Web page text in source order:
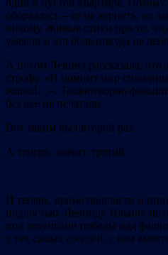
оборвалась – ее не вернуть, не
никому. Живые стихи про то,
умерли и эта боль никуда не
А потом Левина рассказала, что
строфу. «И помнит мир
живой…». Тошнотворно
без нее не печатали.
Вот таким был второй раз.
А теперь, значит, третий.
И теперь, кроме пошлости и
подлостью. Леониду Ильичу не
под лозунгами победы над
у тех самых соседей, с кем